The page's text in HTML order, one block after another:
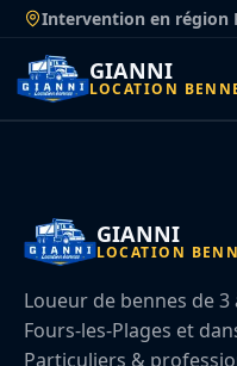
Passer
contenu
Intervention en région
GIANNI
LOCATION
GIANNI
LOCATION
Loueur de bennes de 3
Fours-les-Plages et
Particuliers &